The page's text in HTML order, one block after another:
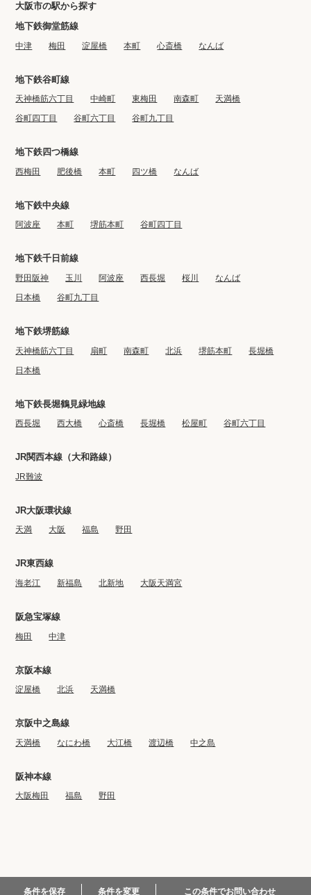
条件を保存 条件を変更 この条件でお問い合わせ
大阪市の駅から探す
地下鉄御堂筋線
中津 梅田 淀屋橋 本町 心斎橋 なんば
地下鉄谷町線
天神橋筋六丁目 中崎町 東梅田 南森町
天満橋
谷町四丁目
谷町六丁目 谷町九丁目
地下鉄四つ橋線
西梅田 肥後橋 本町 四ツ橋 なんば
地下鉄中央線
阿波座 本町 堺筋本町 谷町四丁目
地下鉄千日前線
野田阪神 玉川 阿波座 西長堀 桜川
なんば
日本橋
谷町九丁目
地下鉄堺筋線
天神橋筋六丁目 扇町 南森町 北浜 堺筋本町
長堀橋
日本橋
地下鉄長堀鶴見緑地線
西長堀 西大橋 心斎橋 長堀橋 松屋町 谷町六丁目
JR関西本線（大和路線）
JR難波
JR大阪環状線
天満 大阪 福島 野田
JR東西線
海老江 新福島 北新地 大阪天満宮
阪急宝塚線
梅田 中津
京阪本線
淀屋橋 北浜 天満橋
京阪中之島線
天満橋 なにわ橋 大江橋 渡辺橋 中之島
阪神本線
大阪梅田 福島 野田
© 2022-2023 BIG CO., LTD.